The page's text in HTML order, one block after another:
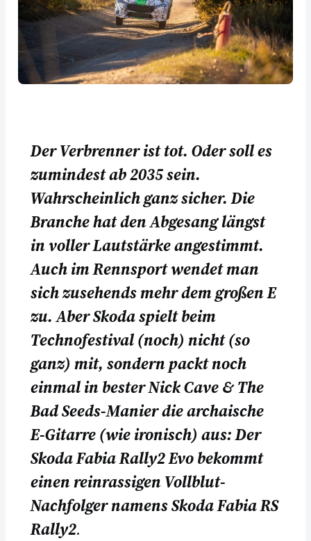
Der Verbrenner ist tot. Oder soll es
zumindest ab 2035 sein.
Wahrscheinlich ganz sicher. Die
Branche hat den Abgesang längst
in voller Lautstärke angestimmt.
Auch im Rennsport wendet man
sich zusehends mehr dem großen E
zu. Aber Skoda spielt beim
Technofestival (noch) nicht (so
ganz) mit, sondern packt noch
einmal in bester Nick Cave & The
Bad Seeds-Manier die archaische
E-Gitarre (wie ironisch) aus: Der
Skoda Fabia Rally2 Evo bekommt
einen reinrassigen Vollblut-
Nachfolger namens Skoda Fabia RS
Rally2.